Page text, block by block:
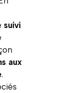
suivi
aux
.